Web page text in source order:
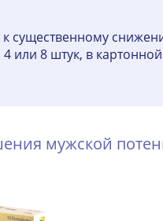
существенному
или 8 штук, в
мужской